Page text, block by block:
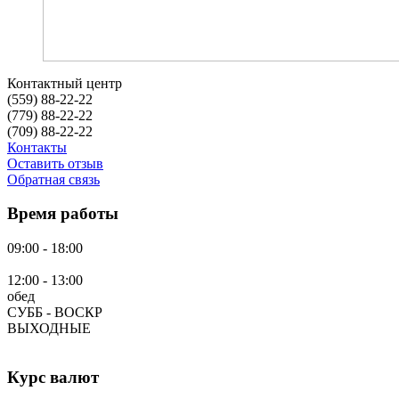
Контактный центр
(559) 88-22-22
(779) 88-22-22
(709) 88-22-22
Контакты
Оставить отзыв
Обратная связь
Время работы
09:00 - 18:00
12:00 - 13:00
обед
СУББ - ВОСКР
ВЫХОДНЫЕ
Курс валют